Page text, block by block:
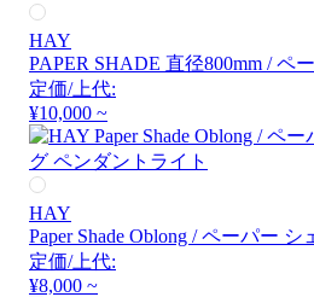
HAY
PAPER SHADE 直径800mm / ペ
定価/上代:
¥10,000 ~
HAY
Paper Shade Oblong / ペーパー
定価/上代:
¥8,000 ~